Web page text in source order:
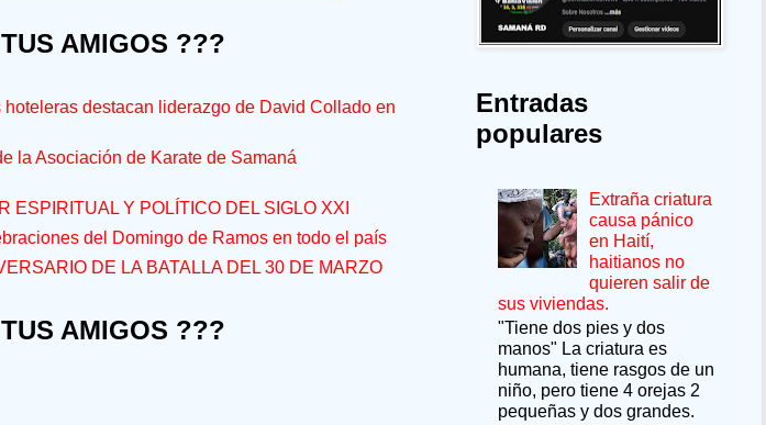
AMIGOS ???
destacan liderazgo de David Collado en
la Asociación de Karate de Samaná
ESPIRITUAL Y POLÍTICO DEL SIGLO XXI
del Domingo de Ramos en todo el país
DE LA BATALLA DEL 30 DE MARZO
AMIGOS ???
Entradas
populares
Extraña criatura
causa pánico
en Haití,
haitianos no
quieren salir de
sus viviendas.
"Tiene dos pies y dos
manos" La criatura es
humana, tiene rasgos de un
niño, pero tiene 4 orejas 2
pequeñas y dos grandes.